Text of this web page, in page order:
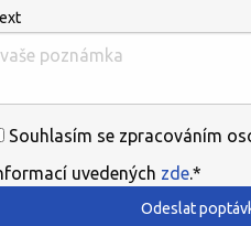
Souhlasím se zpracováním
uvedených zde.*